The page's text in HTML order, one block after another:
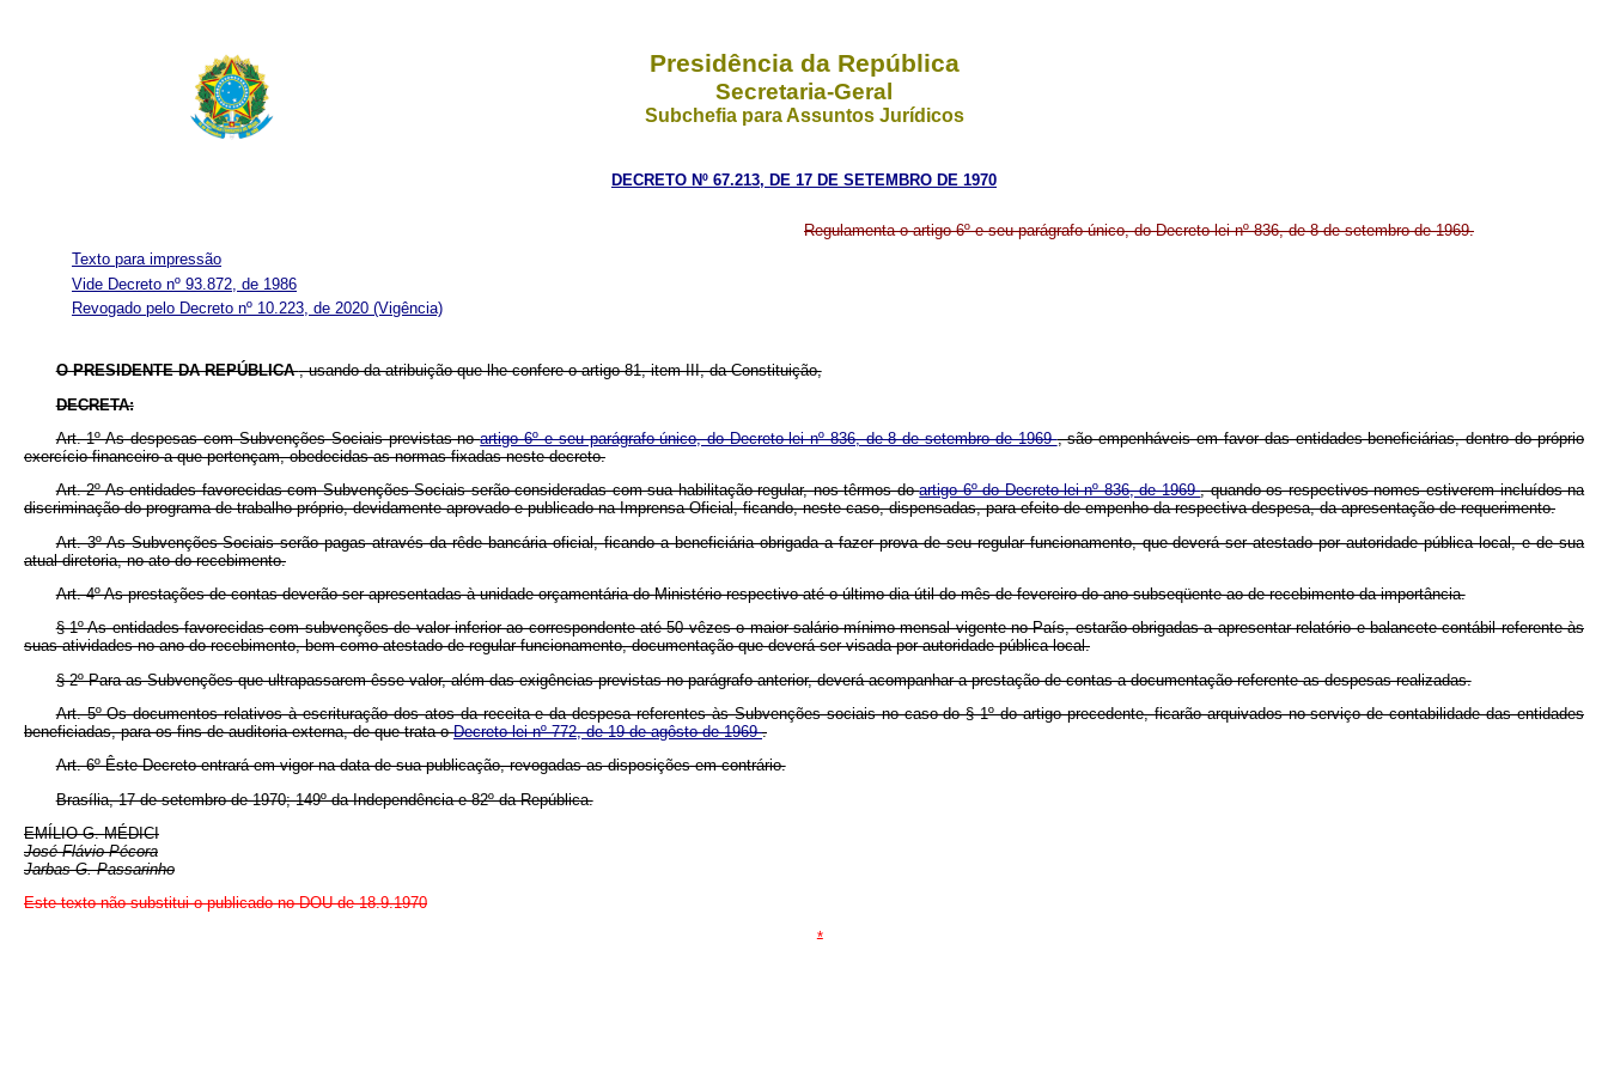
Presidência da República
Secretaria-Geral
Subchefia para Assuntos Jurídicos
DECRETO Nº 67.213, DE 17 DE SETEMBRO DE 1970
Regulamenta o artigo 6º e seu parágrafo único, do Decreto-lei nº 836, de 8 de setembro de 1969.
Texto para impressão
Vide Decreto nº 93.872, de 1986
Revogado pelo Decreto nº 10.223, de 2020 (Vigência)
O PRESIDENTE DA REPÚBLICA, usando da atribuição que lhe confere o artigo 81, item III, da Constituição,
DECRETA:
Art. 1º As despesas com Subvenções Sociais previstas noartigo 6º e seu parágrafo único, do Decreto-lei nº 836, de 8 de setembro de 1969, são empenháveis em favor das entidades beneficiárias, dentro do próprio
exercício financeiro a que pertençam, obedecidas as normas fixadas neste decreto.
Art. 2º As entidades favorecidas com Subvenções Sociais serão consideradas com sua habilitação regular, nos têrmos doartigo 6º do Decreto-lei nº 836, de 1969, quando os respectivos nomes estiverem incluídos na
discriminação do programa de trabalho próprio, devidamente aprovado e publicado na Imprensa Oficial, ficando, neste caso, dispensadas, para efeito de empenho da respectiva despesa, da apresentação de requerimento.
Art. 3º As Subvenções Sociais serão pagas através da rêde bancária oficial, ficando a beneficiária obrigada a fazer prova de seu regular funcionamento, que deverá ser atestado por autoridade pública local, e de sua
atual diretoria, no ato do recebimento.
Art. 4º As prestações de contas deverão ser apresentadas à unidade orçamentária do Ministério respectivo até o último dia útil do mês de fevereiro do ano subseqüente ao de recebimento da importância.
§ 1º As entidades favorecidas com subvenções de valor inferior ao correspondente até 50 vêzes o maior salário-mínimo mensal vigente no País, estarão obrigadas a apresentar relatório e balancete contábil referente às
suas atividades no ano do recebimento, bem como atestado de regular funcionamento, documentação que deverá ser visada por autoridade pública local.
§ 2º Para as Subvenções que ultrapassarem êsse valor, além das exigências previstas no parágrafo anterior, deverá acompanhar a prestação de contas a documentação referente as despesas realizadas.
Art. 5º Os documentos relativos à escrituração dos atos da receita e da despesa referentes às Subvenções sociais no caso do § 1º do artigo precedente, ficarão arquivados no serviço de contabilidade das entidades
beneficiadas, para os fins de auditoria externa, de que trata oDecreto-lei nº 772, de 19 de agôsto de 1969.
Art. 6º Êste Decreto entrará em vigor na data de sua publicação, revogadas as disposições em contrário.
Brasília, 17 de setembro de 1970; 149º da Independência e 82º da República.
EMÍLIO G. MÉDICI
José Flávio Pécora
Jarbas G. Passarinho
Este texto não substitui o publicado no DOU de 18.9.1970
*